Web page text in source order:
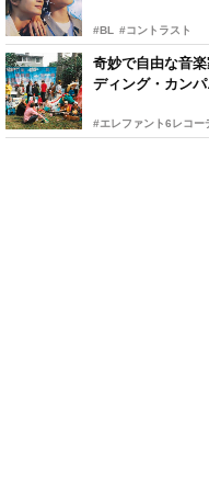
#BL #コントラスト
奇妙で自由な音
ディング・カン
#エレファント6レコー